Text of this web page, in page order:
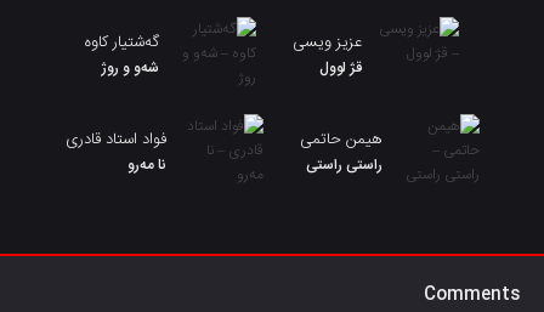
عزیز ویسی
قژ لوول
گەشتیار کاوە
شەو و روژ
هیمن حاتمی
راستی راستی
فواد استاد قادری
نا مەرو
Comments